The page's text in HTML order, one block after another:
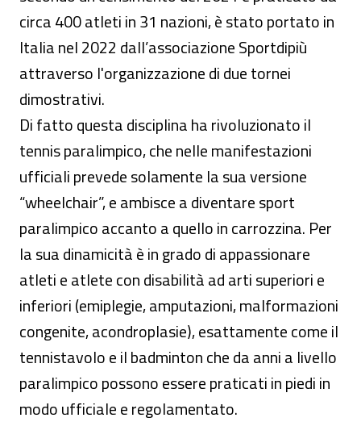
circa 400 atleti in 31 nazioni, è stato portato in
Italia nel 2022 dall’associazione Sportdipiù
attraverso l'organizzazione di due tornei
dimostrativi.
Di fatto questa disciplina ha rivoluzionato il
tennis paralimpico, che nelle manifestazioni
ufficiali prevede solamente la sua versione
“wheelchair”, e ambisce a diventare sport
paralimpico accanto a quello in carrozzina. Per
la sua dinamicità è in grado di appassionare
atleti e atlete con disabilità ad arti superiori e
inferiori (emiplegie, amputazioni, malformazioni
congenite, acondroplasie), esattamente come il
tennistavolo e il badminton che da anni a livello
paralimpico possono essere praticati in piedi in
modo ufficiale e regolamentato.